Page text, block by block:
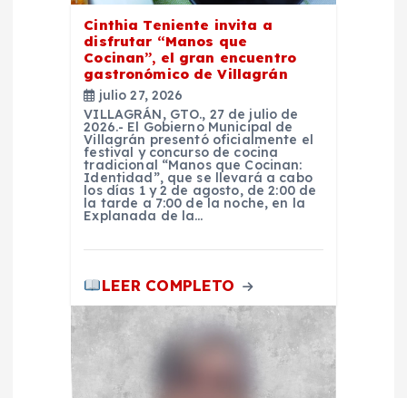
Cinthia Teniente invita a
disfrutar “Manos que
Cocinan”, el gran encuentro
gastronómico de Villagrán
julio 27, 2026
VILLAGRÁN, GTO., 27 de julio de
2026.- El Gobierno Municipal de
Villagrán presentó oficialmente el
festival y concurso de cocina
tradicional “Manos que Cocinan:
Identidad”, que se llevará a cabo
los días 1 y 2 de agosto, de 2:00 de
la tarde a 7:00 de la noche, en la
Explanada de la…
LEER COMPLETO